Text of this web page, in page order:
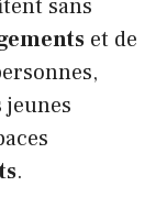
sans
et de
.